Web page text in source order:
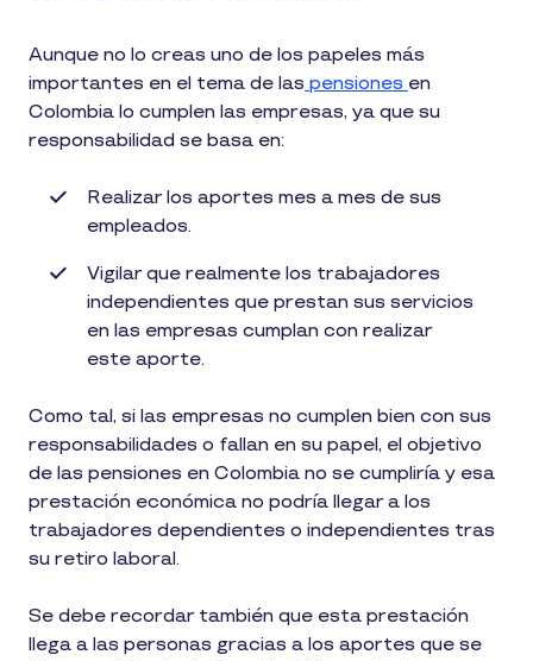
Aunque no lo creas uno de los papeles más
importantes en el tema de las pensiones en
Colombia lo cumplen las empresas, ya que su
responsabilidad se basa en:
Realizar los aportes mes a mes de sus
empleados.
Vigilar que realmente los trabajadores
independientes que prestan sus servicios
en las empresas cumplan con realizar
este aporte.
Como tal, si las empresas no cumplen bien con sus
responsabilidades o fallan en su papel, el objetivo
de las pensiones en Colombia no se cumpliría y esa
prestación económica no podría llegar a los
trabajadores dependientes o independientes tras
su retiro laboral.
Se debe recordar también que esta prestación
llega a las personas gracias a los aportes que se